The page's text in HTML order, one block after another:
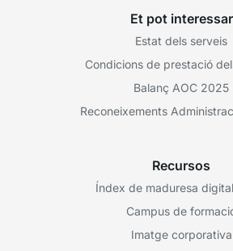
Et pot interessar
Estat dels serveis
Condicions de prestació
Balanç AOC 2025
Reconeixements
Recursos
Índex de maduresa
Campus de
Imatge corporativa